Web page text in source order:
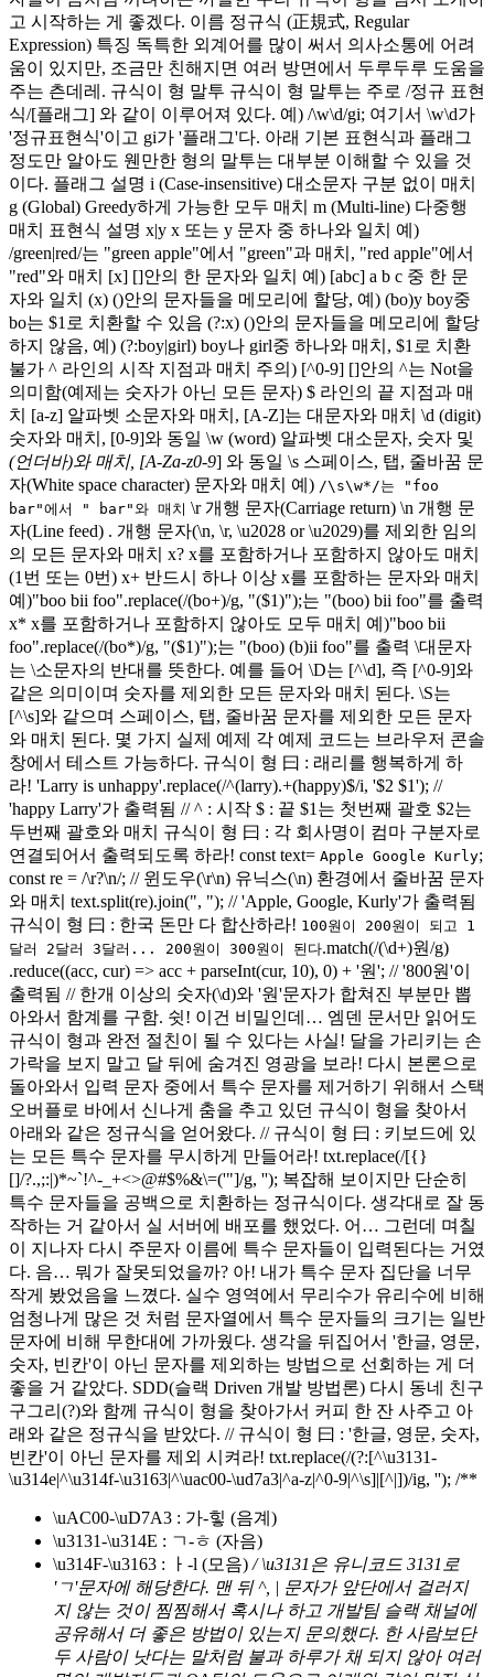
고 시작하는 게 좋겠다. 이름 정규식 (正規式, Regular
Expression) 특징 독특한 외계어를 많이 써서 의사소통에 어려
움이 있지만, 조금만 친해지면 여러 방면에서 두루두루 도움을
주는 츤데레. 규식이 형 말투 규식이 형 말투는 주로 /정규 표현
식/[플래그] 와 같이 이루어져 있다. 예) /\w\d/gi; 여기서 \w\d가
'정규표현식'이고 gi가 '플래그'다. 아래 기본 표현식과 플래그
정도만 알아도 웬만한 형의 말투는 대부분 이해할 수 있을 것
이다. 플래그 설명 i (Case-insensitive) 대소문자 구분 없이 매치
g (Global) Greedy하게 가능한 모두 매치 m (Multi-line) 다중행
매치 표현식 설명 x|y x 또는 y 문자 중 하나와 일치 예)
/green|red/는 "green apple"에서 "green"과 매치, "red apple"에서
"red"와 매치 [x] []안의 한 문자와 일치 예) [abc] a b c 중 한 문
자와 일치 (x) ()안의 문자들을 메모리에 할당, 예) (bo)y boy중
bo는 $1로 치환할 수 있음 (?:x) ()안의 문자들을 메모리에 할당
하지 않음, 예) (?:boy|girl) boy나 girl중 하나와 매치, $1로 치환
불가 ^ 라인의 시작 지점과 매치 주의) [^0-9] []안의 ^는 Not을
의미함(예제는 숫자가 아닌 모든 문자) $ 라인의 끝 지점과 매
치 [a-z] 알파벳 소문자와 매치, [A-Z]는 대문자와 매치 \d (digit)
숫자와 매치, [0-9]와 동일 \w (word) 알파벳 대소문자, 숫자 및
(언더바)와 매치, [A-Za-z0-9] 와 동일 \s 스페이스, 탭, 줄바꿈 문
자(White space character) 문자와 매치 예) /\s\w*/는 "foo
bar"에서 " bar"와 매치 \r 개행 문자(Carriage return) \n 개행 문
자(Line feed) . 개행 문자(\n, \r, \u2028 or \u2029)를 제외한 임의
의 모든 문자와 매치 x? x를 포함하거나 포함하지 않아도 매치
(1번 또는 0번) x+ 반드시 하나 이상 x를 포함하는 문자와 매치
예)"boo bii foo".replace(/(bo+)/g, "($1)");는 "(boo) bii foo"를 출력
x* x를 포함하거나 포함하지 않아도 모두 매치 예)"boo bii
foo".replace(/(bo*)/g, "($1)");는 "(boo) (b)ii foo"를 출력 \대문자
는 \소문자의 반대를 뜻한다. 예를 들어 \D는 [^\d], 즉 [^0-9]와
같은 의미이며 숫자를 제외한 모든 문자와 매치 된다. \S는
[^\s]와 같으며 스페이스, 탭, 줄바꿈 문자를 제외한 모든 문자
와 매치 된다. 몇 가지 실제 예제 각 예제 코드는 브라우저 콘솔
창에서 테스트 가능하다. 규식이 형 曰 : 래리를 행복하게 하
라! 'Larry is unhappy'.replace(/^(larry).+(happy)$/i, '$2 $1'); //
'happy Larry'가 출력됨 // ^ : 시작 $ : 끝 $1는 첫번째 괄호 $2는
두번째 괄호와 매치 규식이 형 曰 : 각 회사명이 컴마 구분자로
연결되어서 출력되도록 하라! const text= Apple Google Kurly;
const re = /\r?\n/; // 윈도우(\r\n) 유닉스(\n) 환경에서 줄바꿈 문자
와 매치 text.split(re).join(", "); // 'Apple, Google, Kurly'가 출력됨
규식이 형 曰 : 한국 돈만 다 합산하라! 100원이 200원이 되고 1
달러 2달러 3달러... 200원이 300원이 된다.match(/(\d+)원/g)
.reduce((acc, cur) => acc + parseInt(cur, 10), 0) + '원'; // '800원'이
출력됨 // 한개 이상의 숫자(\d)와 '원'문자가 합쳐진 부분만 뽑
아와서 함계를 구함. 쉿! 이건 비밀인데… 엠덴 문서만 읽어도
규식이 형과 완전 절친이 될 수 있다는 사실! 달을 가리키는 손
가락을 보지 말고 달 뒤에 숨겨진 영광을 보라! 다시 본론으로
돌아와서 입력 문자 중에서 특수 문자를 제거하기 위해서 스택
오버플로 바에서 신나게 춤을 추고 있던 규식이 형을 찾아서
아래와 같은 정규식을 얻어왔다. // 규식이 형 曰 : 키보드에 있
는 모든 특수 문자를 무시하게 만들어라! txt.replace(/[{}
[]/?.,;:|)*~`!^-_+<>@#$%&\=('"]/g, ''); 복잡해 보이지만 단순히
특수 문자들을 공백으로 치환하는 정규식이다. 생각대로 잘 동
작하는 거 같아서 실 서버에 배포를 했었다. 어… 그런데 며칠
이 지나자 다시 주문자 이름에 특수 문자들이 입력된다는 거였
다. 음… 뭐가 잘못되었을까? 아! 내가 특수 문자 집단을 너무
작게 봤었음을 느꼈다. 실수 영역에서 무리수가 유리수에 비해
엄청나게 많은 것 처럼 문자열에서 특수 문자들의 크기는 일반
문자에 비해 무한대에 가까웠다. 생각을 뒤집어서 '한글, 영문,
숫자, 빈칸'이 아닌 문자를 제외하는 방법으로 선회하는 게 더
좋을 거 같았다. SDD(슬랙 Driven 개발 방법론) 다시 동네 친구
구그리(?)와 함께 규식이 형을 찾아가서 커피 한 잔 사주고 아
래와 같은 정규식을 받았다. // 규식이 형 曰 : '한글, 영문, 숫자,
빈칸'이 아닌 문자를 제외 시켜라! txt.replace(/(?:[^\u3131-
\u314e|^\u314f-\u3163|^\uac00-\ud7a3|^a-z|^0-9|^\s]|[^|])/ig, ''); /**
\uAC00-\uD7A3 : 가-힣 (음계)
\u3131-\u314E : ㄱ-ㅎ (자음)
\u314F-\u3163 : ㅏ-l (모음) / \u3131은 유니코드 3131로
'ㄱ'문자에 해당한다. 맨 뒤 ^, | 문자가 앞단에서 걸러지
지 않는 것이 찜찜해서 혹시나 하고 개발팀 슬랙 채널에
공유해서 더 좋은 방법이 있는지 문의했다. 한 사람보단
두 사람이 낫다는 말처럼 불과 하루가 채 되지 않아 여러